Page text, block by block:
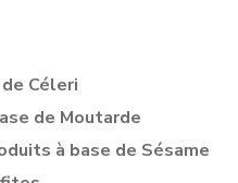
Céleri
de Moutarde
à base de Sésame